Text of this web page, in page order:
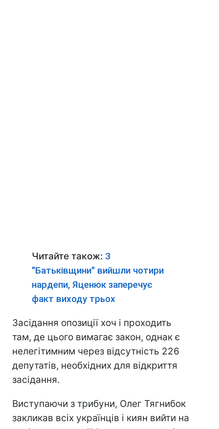
Читайте також: З
"Батьківщини" вийшли чотири
нардепи, Яценюк заперечує
факт виходу трьох
Засідання опозиції хоч і проходить
там, де цього вимагає закон, однак є
нелегітимним через відсутність 226
депутатів, необхідних для відкриття
засідання.
Виступаючи з трибуни, Олег Тягнибок
закликав всіх українців і киян вийти на